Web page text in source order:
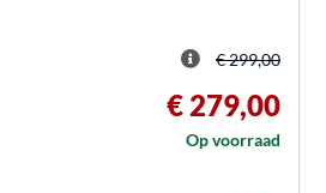
€ 299,00
€ 279,00
Op voorraad